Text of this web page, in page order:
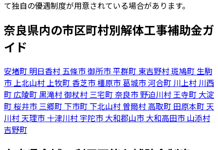
て独自の優遇制度が用意されている場合があります。
奈良県内の市区町村別解体工事補助金ガ
イド
安堵町 明日香村 五條市御所市平群町 東吉野村斑鳩町 生駒
市 上北山村 上牧町 香芝市橿原市葛城市河合町 川上村 川西
町 広陵町 黒滝村御杖村 三宅町奈良市 野迫川村 王寺町 大淀
町桜井市 三郷町下市町下北山村 曽爾村高取町 田原本町天
川村天理市 十津川村 宇陀市 大和郡山市 大和高田市 山添村
吉野町